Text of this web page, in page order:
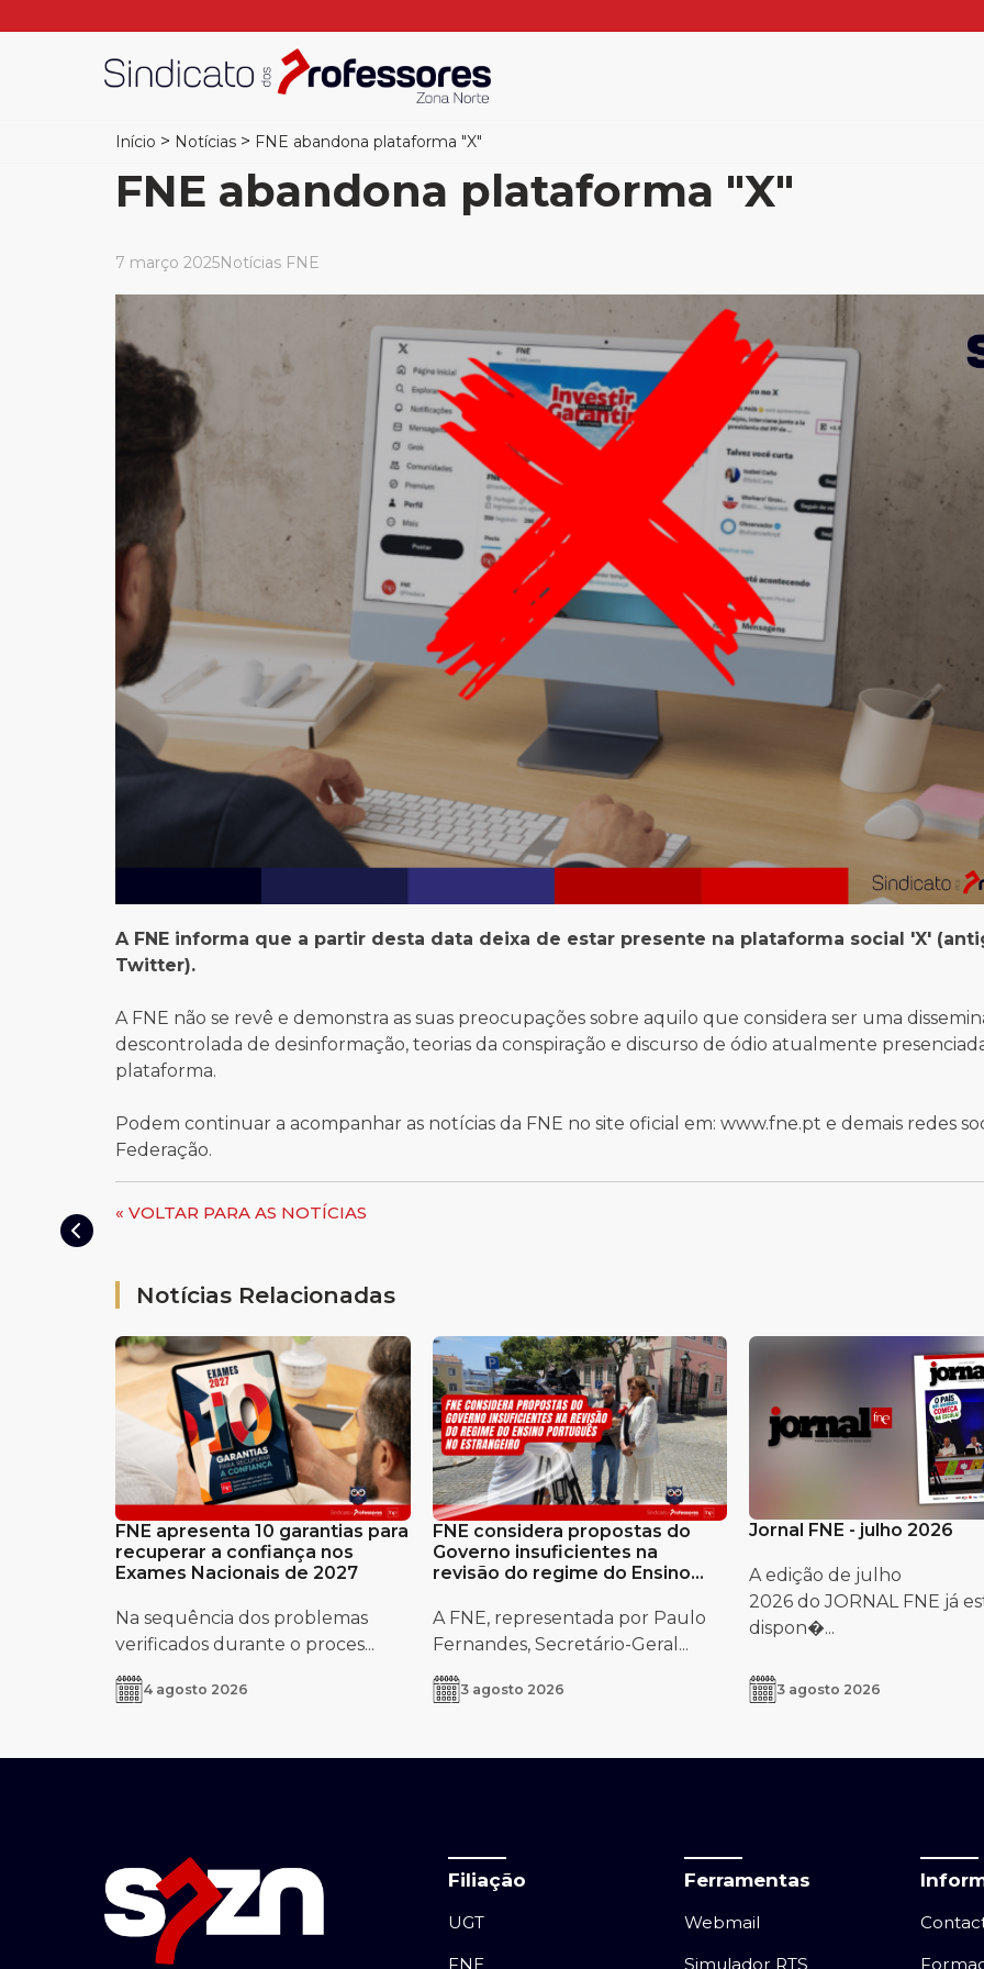
Início > Notícias > FNE abandona plataforma "X"
FNE abandona plataforma "X"
7 março 2025Notícias FNE
A FNE informa que a partir desta data deixa de estar presente na plataforma social 'X'
Twitter).
A FNE não se revê e demonstra as suas preocupações sobre aquilo que considera ser uma
descontrolada de desinformação, teorias da conspiração e discurso de ódio atualmente
plataforma.
Podem continuar a acompanhar as notícias da FNE no site oficial em: www.fne.pt e demais redes
Federação.
« VOLTAR PARA AS NOTÍCIAS
Notícias Relacionadas
FNE apresenta 10 garantias para
recuperar a confiança nos
Exames Nacionais de 2027
Na sequência dos problemas
verificados durante o proces...
4 agosto 2026
FNE considera propostas do
Governo insuficientes na
revisão do regime do Ensino
A FNE, representada por Paulo
Fernandes, Secretário-Geral...
3 agosto 2026
Jornal FNE - julho 2026
A edição de julho
2026 do JORNAL FNE já
dispon�...
3 agosto 2026
Filiação
UGT
FNE
Ferramentas
Webmail
Simulador RTS